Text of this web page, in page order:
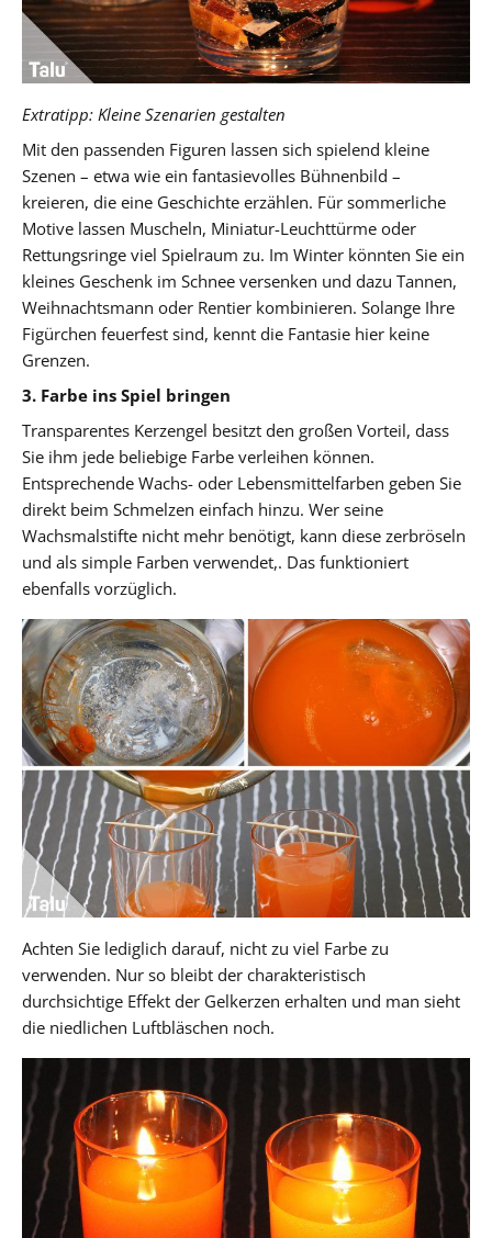
Extratipp: Kleine Szenarien gestalten
Mit den passenden Figuren lassen sich spielend kleine
Szenen – etwa wie ein fantasievolles Bühnenbild –
kreieren, die eine Geschichte erzählen. Für sommerliche
Motive lassen Muscheln, Miniatur-Leuchttürme oder
Rettungsringe viel Spielraum zu. Im Winter könnten Sie ein
kleines Geschenk im Schnee versenken und dazu Tannen,
Weihnachtsmann oder Rentier kombinieren. Solange Ihre
Figürchen feuerfest sind, kennt die Fantasie hier keine
Grenzen.
3. Farbe ins Spiel bringen
Transparentes Kerzengel besitzt den großen Vorteil, dass
Sie ihm jede beliebige Farbe verleihen können.
Entsprechende Wachs- oder Lebensmittelfarben geben Sie
direkt beim Schmelzen einfach hinzu. Wer seine
Wachsmalstifte nicht mehr benötigt, kann diese zerbröseln
und als simple Farben verwendet,. Das funktioniert
ebenfalls vorzüglich.
Achten Sie lediglich darauf, nicht zu viel Farbe zu
verwenden. Nur so bleibt der charakteristisch
durchsichtige Effekt der Gelkerzen erhalten und man sieht
die niedlichen Luftbläschen noch.